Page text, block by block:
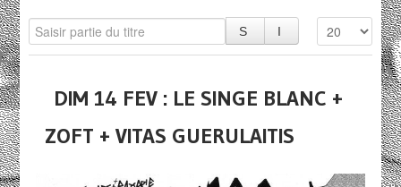
DIM 14 FEV : LE SINGE BLANC +
ZOFT + VITAS GUERULAITIS